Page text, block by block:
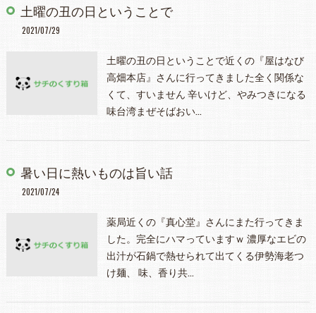
土曜の丑の日ということで
2021/07/29
土曜の丑の日ということで近くの『屋はなび
高畑本店』さんに行ってきました全く関係な
くて、すいません 辛いけど、やみつきになる
味台湾まぜそばおい…
暑い日に熱いものは旨い話
2021/07/24
薬局近くの『真心堂』さんにまた行ってきま
した。完全にハマっていますｗ 濃厚なエビの
出汁が石鍋で熱せられて出てくる伊勢海老つ
け麺、 味、香り共…